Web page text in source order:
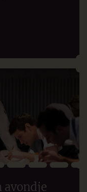
avondje